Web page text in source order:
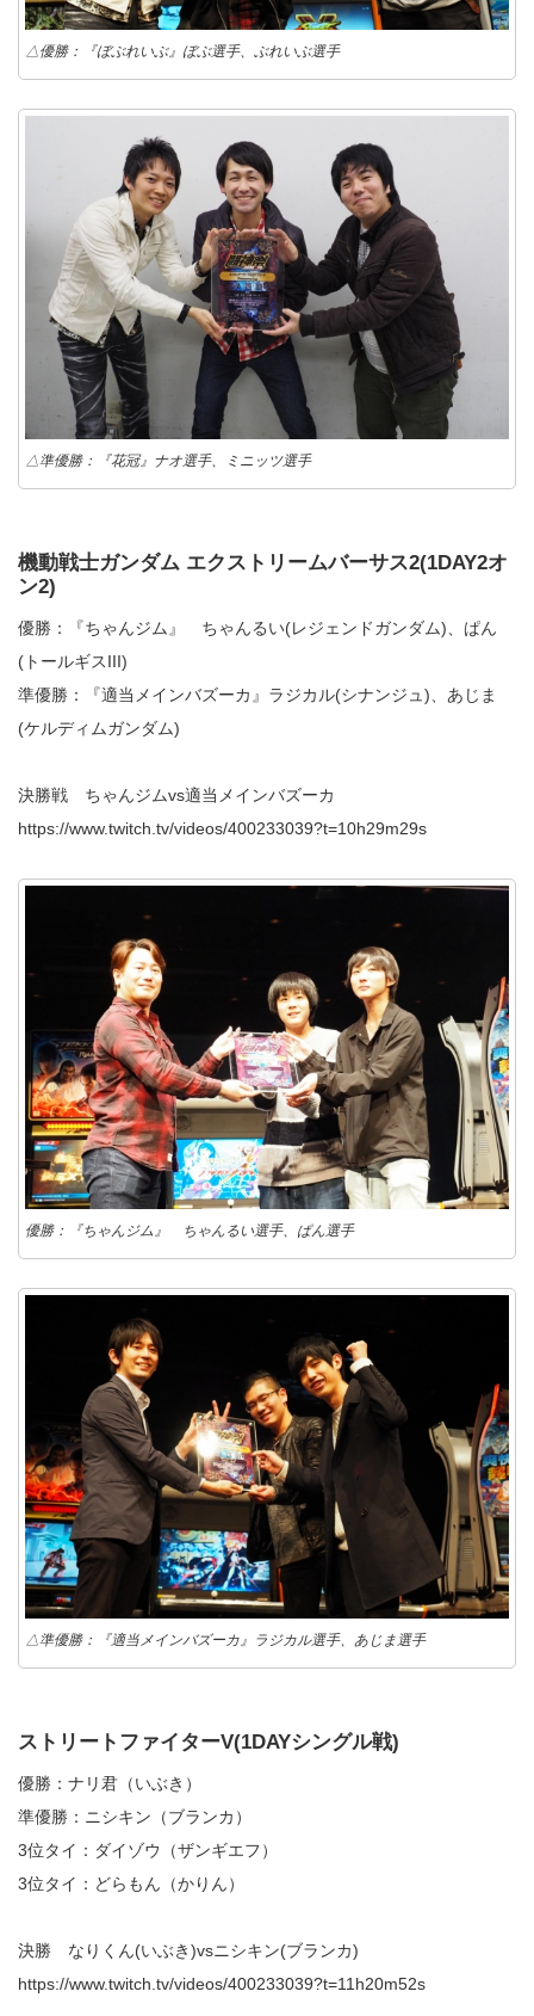
△優勝：『ぼぶれいぶ』ぼぶ選手、ぶれいぶ選手
△準優勝：『花冠』ナオ選手、ミニッツ選手
機動戦士ガンダム エクストリームバーサス2(1DAY2オ
ン2)
優勝：『ちゃんジム』 ちゃんるい(レジェンドガンダム)、ぱん
(トールギスIII)
準優勝：『適当メインバズーカ』ラジカル(シナンジュ)、あじま
(ケルディムガンダム)
決勝戦 ちゃんジムvs適当メインバズーカ
https://www.twitch.tv/videos/400233039?t=10h29m29s
優勝：『ちゃんジム』 ちゃんるい選手、ぱん選手
△準優勝：『適当メインバズーカ』ラジカル選手、あじま選手
ストリートファイターV(1DAYシングル戦)
優勝：ナリ君（いぶき）
準優勝：ニシキン（ブランカ）
3位タイ：ダイゾウ（ザンギエフ）
3位タイ：どらもん（かりん）
決勝 なりくん(いぶき)vsニシキン(ブランカ)
https://www.twitch.tv/videos/400233039?t=11h20m52s